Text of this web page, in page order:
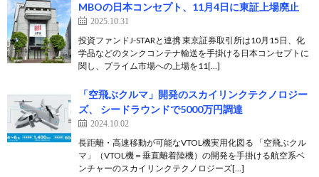
MBOの日本コンセプト、11月4日に東証上場廃止
2025.10.31
投資ファンドJ-STARと連携 東京証券取引所は10月15日、化
学品などのタンクコンテナ輸送を手掛ける日本コンセプトに
関し、プライム市場への上場を11[…]
「空飛ぶクルマ」開発のスカイリンクテクノロジー
ズ、 シードラウンドで5000万円調達
2024.10.02
長距離・高速移動が可能なVTOL機実用化図る 「空飛ぶクル
マ」（VTOL機＝垂直離着陸機）の開発を手掛ける航空系ベ
ンチャーのスカイリンクテクノロジーズ[…]